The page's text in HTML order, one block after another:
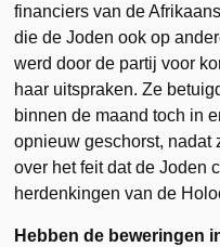
financiers van de
die de Joden ook op
werd door de partij voor
haar uitspraken. Ze
binnen de maand toch in
opnieuw geschorst, nadat
over het feit dat de Joden
herdenkingen van de
Hebben de beweringen